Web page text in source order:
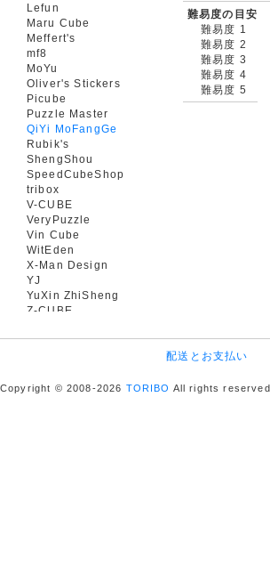
Lefun
Maru Cube
Meffert's
mf8
MoYu
Oliver's Stickers
Picube
Puzzle Master
QiYi MoFangGe
Rubik's
ShengShou
SpeedCubeShop
tribox
V-CUBE
VeryPuzzle
Vin Cube
WitEden
X-Man Design
YJ
YuXin ZhiSheng
Z-CUBE
難易度の目安
難易度 1
難易度 2
難易度 3
難易度 4
難易度 5
配送とお支払い
Copyright © 2008-2026 TORIBO All rights reserved.